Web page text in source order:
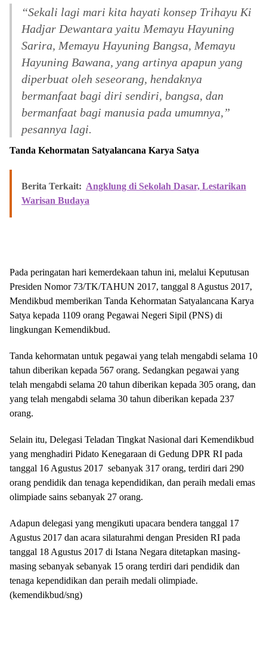
“Sekali lagi mari kita hayati konsep Trihayu Ki
Hadjar Dewantara yaitu Memayu Hayuning
Sarira, Memayu Hayuning Bangsa, Memayu
Hayuning Bawana, yang artinya apapun yang
diperbuat oleh seseorang, hendaknya
bermanfaat bagi diri sendiri, bangsa, dan
bermanfaat bagi manusia pada umumnya,”
pesannya lagi.
Tanda Kehormatan Satyalancana Karya Satya
Berita Terkait: Angklung di Sekolah Dasar, Lestarikan
Warisan Budaya
Pada peringatan hari kemerdekaan tahun ini, melalui Keputusan
Presiden Nomor 73/TK/TAHUN 2017, tanggal 8 Agustus 2017,
Mendikbud memberikan Tanda Kehormatan Satyalancana Karya
Satya kepada 1109 orang Pegawai Negeri Sipil (PNS) di
lingkungan Kemendikbud.
Tanda kehormatan untuk pegawai yang telah mengabdi selama 10
tahun diberikan kepada 567 orang. Sedangkan pegawai yang
telah mengabdi selama 20 tahun diberikan kepada 305 orang, dan
yang telah mengabdi selama 30 tahun diberikan kepada 237
orang.
Selain itu, Delegasi Teladan Tingkat Nasional dari Kemendikbud
yang menghadiri Pidato Kenegaraan di Gedung DPR RI pada
tanggal 16 Agustus 2017 sebanyak 317 orang, terdiri dari 290
orang pendidik dan tenaga kependidikan, dan peraih medali emas
olimpiade sains sebanyak 27 orang.
Adapun delegasi yang mengikuti upacara bendera tanggal 17
Agustus 2017 dan acara silaturahmi dengan Presiden RI pada
tanggal 18 Agustus 2017 di Istana Negara ditetapkan masing-
masing sebanyak sebanyak 15 orang terdiri dari pendidik dan
tenaga kependidikan dan peraih medali olimpiade.
(kemendikbud/sng)